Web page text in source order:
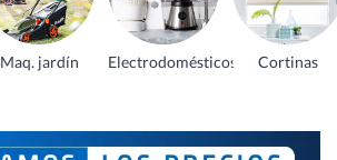
Maq. jardín Electrodomésticos Cortinas